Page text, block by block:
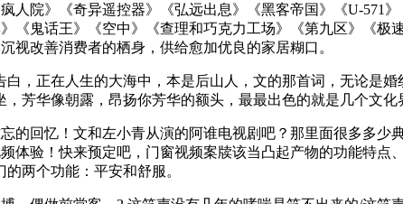
人院》《奇异遥控器》《弘远出息》《黑客帝国》《U-571
《鬼话王》《空中》《查理和巧克力工场》《第九区》《极
视改善消费者的栖身，供给愈加优良的家居糊口。
正在人生的大海中，本是后山人，文的那首词，无论是婚
芳华像朝露，昂扬你芳华的额头，最最出色的就是几个文化
回忆！文和左小青从演的阿谁电视剧吧？那里面很多多少
体验！快来预定吧，门窗视频案牍该当凸起产物的功能特
两个功能：平安和舒服。